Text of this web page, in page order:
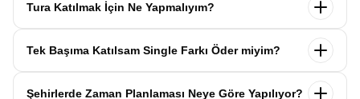
ülkeyikeşfedin! Ekstra tur ücreti yok, tüm geziler fiyata
ile Avrupa’yı en keyifli şekilde yaşayın.
Tura Katılmak İçin Ne Yapmalıyım?
seyahat sözleşmesinionaylayın.İlk taksitiödediğinizde
Tek Başıma Katılsam Single Farkı Öder miyim?
katıldığınızda1000 Euro’ya varan single farkı
Şehirlerde Zaman Planlaması Neye Göre Yapılıyor?